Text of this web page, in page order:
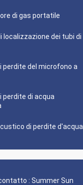
di gas portatile
localizzazione dei tubi di
perdite del microfono a
perdite di acqua
di perdite d'acqua
: Summer Sun